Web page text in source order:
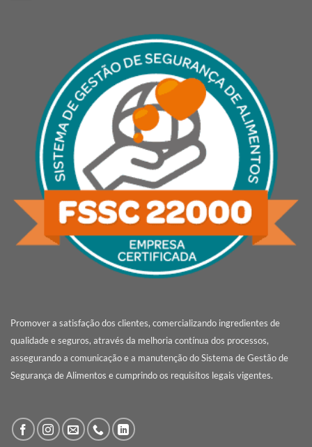
Promover a satisfação dos clientes, comercializando ingredientes de
qualidade e seguros, através da melhoria contínua dos processos,
assegurando a comunicação e a manutenção do Sistema de Gestão de
Segurança de Alimentos e cumprindo os requisitos legais vigentes.